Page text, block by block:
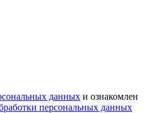
данных и ознакомлен
персональных данных